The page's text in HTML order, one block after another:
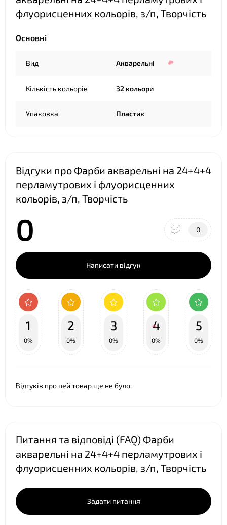
флуорисценних кольорів, з/п, Творчість
Основні
Вид Акварельні
Кількість кольорів 32 кольори
Упаковка Пластик
Відгуки про Фарби акварельні на 24+4+4
перламутрових і флуорисценних
кольорів, з/п, Творчість
0 0
Написати відгук
1
0%
2
0%
3
0%
4
0%
5
0%
Відгуків про цей товар ще не було.
Питання та відповіді (FAQ) Фарби
акварельні на 24+4+4 перламутрових і
флуорисценних кольорів, з/п, Творчість
Задати питання
❤